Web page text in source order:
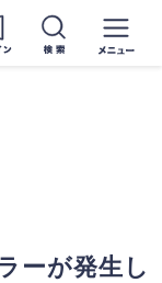
ーが発生し